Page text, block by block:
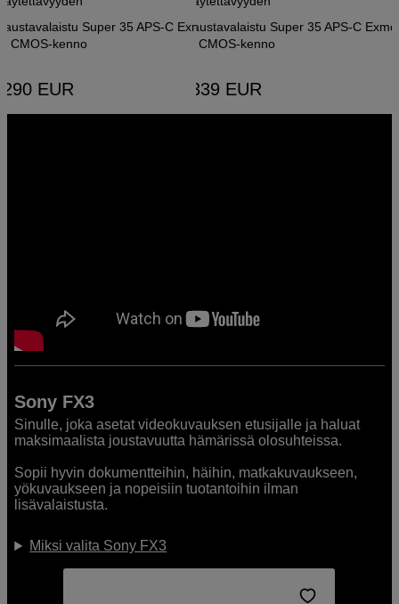
Super 35 APS-C Exmor
CMOS-kenno
EUR
Taustavalaistu Super 35 APS-C
R CMOS-kenno
2 339 EUR
Sony FX3
Sinulle, joka asetat videokuvauksen etusijalle ja haluat
maksimaalista joustavuutta hämärissä olosuhteissa.
Sopii hyvin dokumentteihin, häihin, matkakuvaukseen,
yökuvaukseen ja nopeisiin tuotantoihin ilman
lisävalaistusta.
Miksi valita Sony FX3